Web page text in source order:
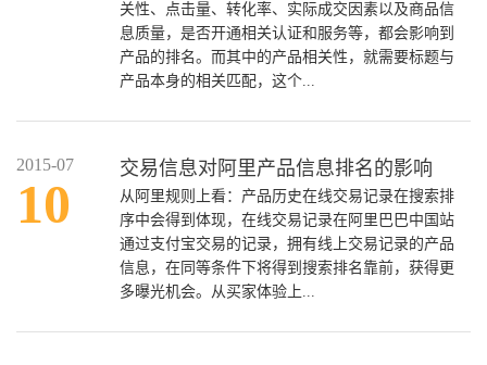
关性、点击量、转化率、实际成交因素以及商品信
息质量，是否开通相关认证和服务等，都会影响到
产品的排名。而其中的产品相关性，就需要标题与
产品本身的相关匹配，这个...
2015-07
10
交易信息对阿里产品信息排名的影响
从阿里规则上看：产品历史在线交易记录在搜索排
序中会得到体现，在线交易记录在阿里巴巴中国站
通过支付宝交易的记录，拥有线上交易记录的产品
信息，在同等条件下将得到搜索排名靠前，获得更
多曝光机会。从买家体验上...